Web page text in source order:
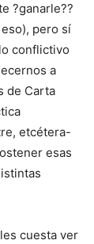
?ganarle??
pero sí
conflictivo
a
de Carta
etcétera-
esas
cuesta ver